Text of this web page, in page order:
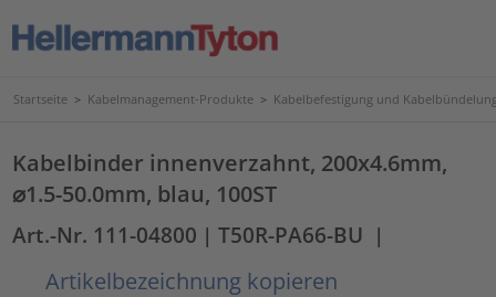
Startseite > Kabelmanagement-Produkte > Kabelbefestigung und
Kabelbinder innenverzahnt, 200x4.6mm,
⌀1.5-50.0mm, blau, 100ST
Art.-Nr. 111-04800 | T50R-PA66-BU |
Artikelbezeichnung kopieren